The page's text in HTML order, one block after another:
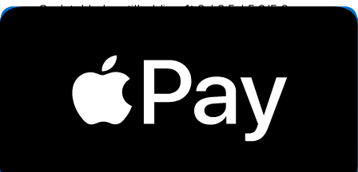
Godstykkelse, tilkobling 1: 3 / 3.5 / 5.3/5.6 mm
Modell / utførelse: 1-parts
Middeltemperatur (kontinuerlig): -10-90 °C
Lengde på tilkobling 1: 99/107.5/124.4/132/148.3
Lengde på tilkobling 2: 99/107.5/124.4/132/148.3